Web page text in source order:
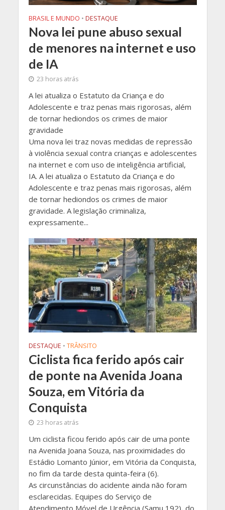
BRASIL E MUNDO • DESTAQUE
Nova lei pune abuso sexual
de menores na internet e uso
de IA
23 horas atrás
A lei atualiza o Estatuto da Criança e do
Adolescente e traz penas mais rigorosas, além
de tornar hediondos os crimes de maior
gravidade
Uma nova lei traz novas medidas de repressão
à violência sexual contra crianças e adolescentes
na internet e com uso de inteligência artificial,
IA. A lei atualiza o Estatuto da Criança e do
Adolescente e traz penas mais rigorosas, além
de tornar hediondos os crimes de maior
gravidade. A legislação criminaliza,
expressamente...
DESTAQUE • TRÂNSITO
Ciclista fica ferido após cair
de ponte na Avenida Joana
Souza, em Vitória da
Conquista
23 horas atrás
Um ciclista ficou ferido após cair de uma ponte
na Avenida Joana Souza, nas proximidades do
Estádio Lomanto Júnior, em Vitória da Conquista,
no fim da tarde desta quinta-feira (6).
As circunstâncias do acidente ainda não foram
esclarecidas. Equipes do Serviço de